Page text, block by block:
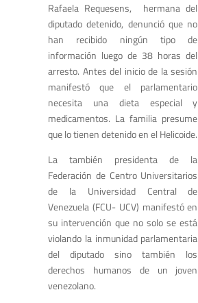
Rafaela Requesens, hermana del
diputado detenido, denunció que no
han recibido ningún tipo de
información luego de 38 horas del
arresto. Antes del inicio de la sesión
manifestó que el parlamentario
necesita una dieta especial y
medicamentos. La familia presume
que lo tienen detenido en el Helicoide.
La también presidenta de la
Federación de Centro Universitarios
de la Universidad Central de
Venezuela (FCU- UCV) manifestó en
su intervención que no solo se está
violando la inmunidad parlamentaria
del diputado sino también los
derechos humanos de un joven
venezolano.